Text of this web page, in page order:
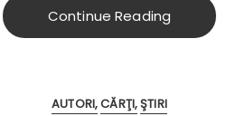
Continue Reading
AUTORI CĂRŢI ŞTIRI